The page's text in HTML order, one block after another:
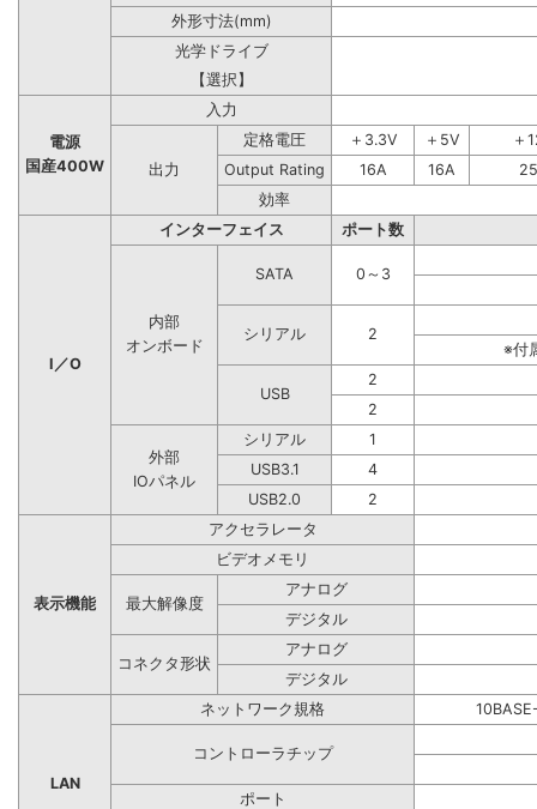
外形寸法(mm)
光学ドライブ
【選択】
電源
国産400W
入力
出力
定格電圧 ＋3.3V ＋5V
＋
Output Rating
16A 16A
効率
I／O
インターフェイス ポート数
内部
オンボード
SATA 0～3
シリアル
2
※付
USB
2
2
外部
IOパネル
シリアル
1
USB3.1
4
USB2.0
2
表示機能
アクセラレータ
ビデオメモリ
最大解像度
アナログ
デジタル
コネクタ形状
アナログ
デジタル
LAN
ネットワーク規格
コントローラチップ
ポート